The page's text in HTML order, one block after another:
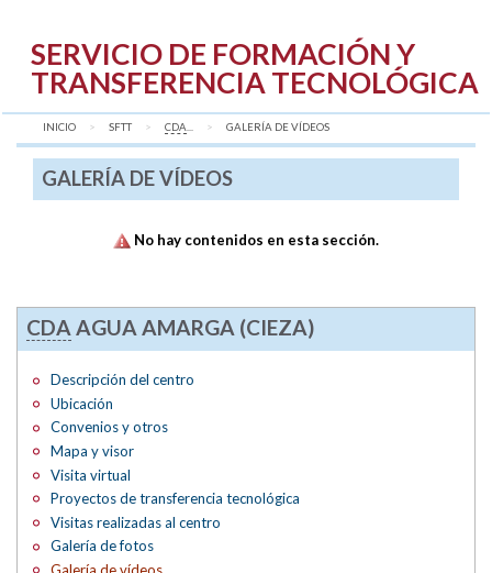
SERVICIO DE FORMACIÓN Y
TRANSFERENCIA TECNOLÓGICA
INICIO SFTT CDA AQUÍ:
GALERÍA DE VÍDEOS
GALERÍA DE VÍDEOS
No hay contenidos en esta sección.
CDA AGUA AMARGA (CIEZA)
Descripción del centro
Ubicación
Convenios y otros
Mapa y visor
Visita virtual
Proyectos de transferencia tecnológica
Visitas realizadas al centro
Galería de fotos